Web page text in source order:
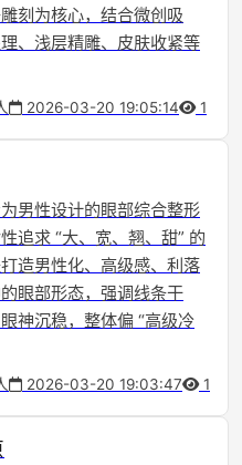
刻为核心，结合微创吸
、浅层精雕、皮肤收紧等
2026-03-20 19:05:14 1
男性设计的眼部综合整形
追求 “大、宽、翘、甜” 的
造男性化、高级感、利落
眼部形态，强调线条干
神沉稳，整体偏 “高级冷
2026-03-20 19:03:47 1